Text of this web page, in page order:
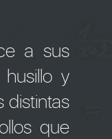
a sus
y
distintas
que